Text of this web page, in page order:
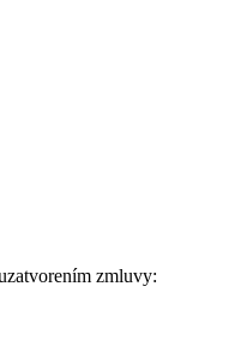
zmluvy: